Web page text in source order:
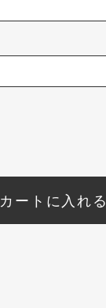
カートに入れる